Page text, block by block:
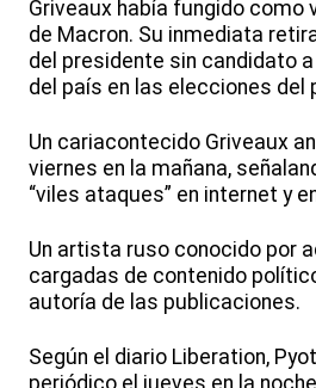
Griveaux había fungido como
de Macron. Su inmediata
del presidente sin candidato
del país en las elecciones del
Un cariacontecido Griveaux
viernes en la mañana,
“viles ataques” en internet y
Un artista ruso conocido por
cargadas de contenido
autoría de las publicaciones.
Según el diario Liberation,